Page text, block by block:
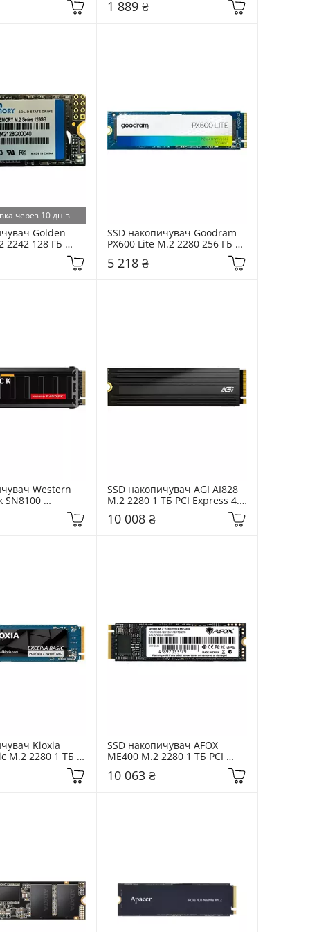
1 889 ₴
через 10 днів
Golden
2242 128 ГБ
SSD накопичувач Goodram
PX600 Lite M.2 2280 256 ГБ
PCIe NVMe (SSDPR-PX600L-
256-80)
5 218 ₴
Western
SN8100
SSD накопичувач AGI AI828
M.2 2280 1 ТБ PCI Express 4.0
10 008 ₴
Kioxia
M.2 2280 1 ТБ
SSD накопичувач AFOX
ME400 M.2 2280 1 ТБ PCI
1024GQN)
10 063 ₴